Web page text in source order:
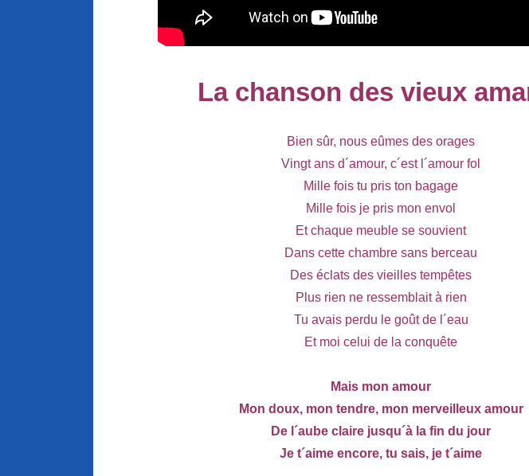
La chanson des vieux
Bien sûr, nous eûmes des orages
Vingt ans d´amour, c´est l´amour fol
Mille fois tu pris ton bagage
Mille fois je pris mon envol
Et chaque meuble se souvient
Dans cette chambre sans berceau
Des éclats des vieilles tempêtes
Plus rien ne ressemblait à rien
Tu avais perdu le goût de l´eau
Et moi celui de la conquête
Mais mon amour
Mon doux, mon tendre, mon merveilleux amour
De l´aube claire jusqu´à la fin du jour
Je t´aime encore, tu sais, je t´aime